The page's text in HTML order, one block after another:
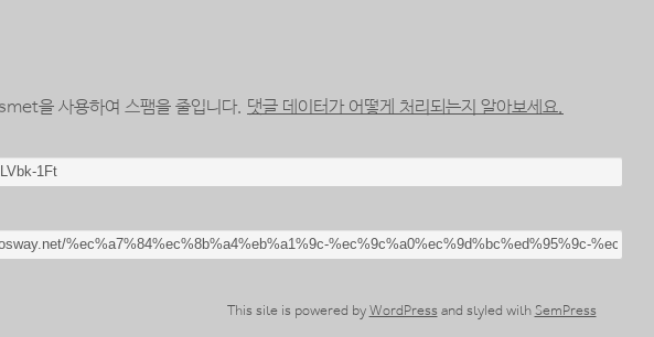
을 사용하여 스팸을 줄입니다. 댓글 데이터가 어떻게 처리되는지 알아보세요.
This site is powered by WordPress and styled with SemPress